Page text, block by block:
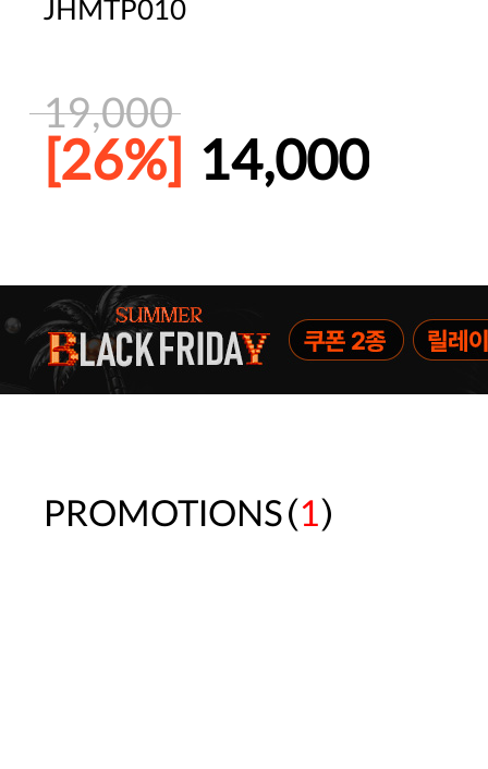
JHMTP010
19,000
[26%] 14,000
[썸머블프] 1만원 할인 쿠폰(8.1~31)
[썸머블프] 2만원 할인 쿠폰(8.1~31)
PROMOTIONS(1)